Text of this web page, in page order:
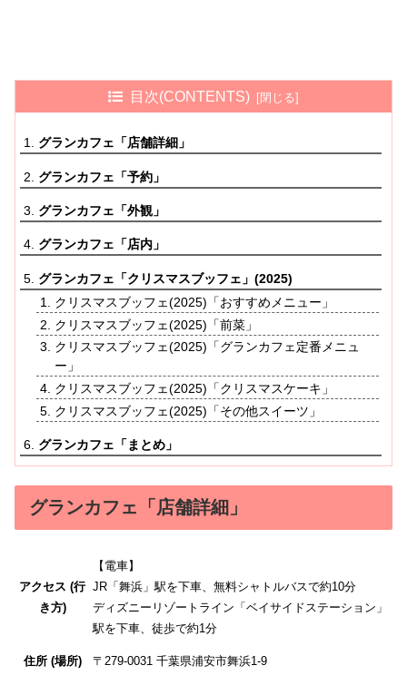
目次(CONTENTS)
グランカフェ「店舗詳細」
グランカフェ「予約」
グランカフェ「外観」
グランカフェ「店内」
グランカフェ「クリスマスブッフェ」(2025)
クリスマスブッフェ(2025)「おすすめメニュー」
クリスマスブッフェ(2025)「前菜」
クリスマスブッフェ(2025)「グランカフェ定番メニュ
ー」
クリスマスブッフェ(2025)「クリスマスケーキ」
クリスマスブッフェ(2025)「その他スイーツ」
グランカフェ「まとめ」
グランカフェ「店舗詳細」
アクセス (行
き方)
【電車】
JR「舞浜」駅を下車、無料シャトルバスで約10分
ディズニーリゾートライン「ベイサイドステーション」
駅を下車、徒歩で約1分
住所 (場所) 〒279-0031 千葉県浦安市舞浜1-9